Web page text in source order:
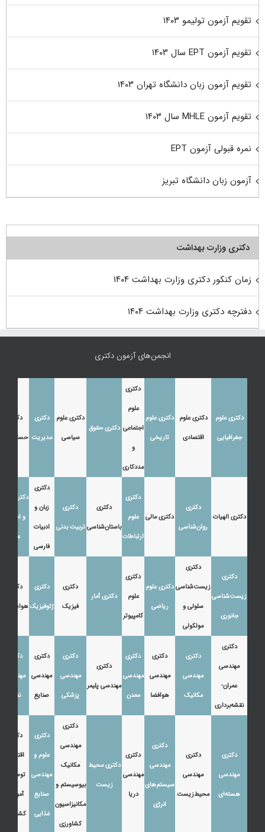
تقویم آزمون تولیمو ۱۴۰۳
تقویم آزمون EPT سال ۱۴۰۳
تقویم آزمون زبان دانشگاه تهران ۱۴۰۳
تقویم آزمون MHLE سال ۱۴۰۳
نمره قبولی آزمون EPT
آزمون زبان دانشگاه تبریز
دکتری وزارت بهداشت
زمان کنکور دکتری وزارت بهداشت ۱۴۰۴
دفترچه دکتری وزارت بهداشت ۱۴۰۴
انجمن‌های آزمون دکتری
دکتری علوم
جغرافیایی
دکتری علوم
اقتصادی
دکتری علوم
تاریخی
دکتری
علوم
اجتماعی
و
مددکاری
دکتری حقوق
دکتری علوم
سیاسی
دکتری
مدیریت
دکتری
حسابداری
دکتری الهیات
دکتری
روان‌شناسی
دکتری مالی
دکتری
علوم
ارتباطات
دکتری
باستان‌شناسی
دکتری
تربیت بدنی
دکتری
زبان و
ادبیات
فارسی
دکتری زبان
و ادبیات
عرب
دکتری
زیست‌شناسی
جانوری
دکتری
زیست‌شناسی
سلولی و
مولکولی
دکتری علوم
ریاضی
دکتری
علوم
کامپیوتر
دکتری آمار
دکتری
فیزیک
دکتری
ژئوفیزیک
دکتری
هواشناسی
دکتری
مهندسی
عمران-
نقشه‌برداری
دکتری
مهندسی
مکانیک
دکتری
مهندسی
هوافضا
دکتری
مهندسی
معدن
دکتری
مهندسی پلیمر
دکتری
مهندسی
پزشکی
دکتری
مهندسی
صنایع
دکتری
مهندسی
نفت
دکتری
مهندسی
هسته‌ای
دکتری
مهندسی
محیط‌زیست
دکتری
مهندسی
سیستم‌های
انرژی
دکتری
مهندسی
دریا
دکتری محیط
زیست
دکتری
مهندسی
مکانیک
بیوسیستم و
مکانیزاسیون
کشاورزی
دکتری
علوم و
مهندسی
صنایع
غذایی
دکتری
اقتصاد،
توسعه و
آموزش
کشاورزی